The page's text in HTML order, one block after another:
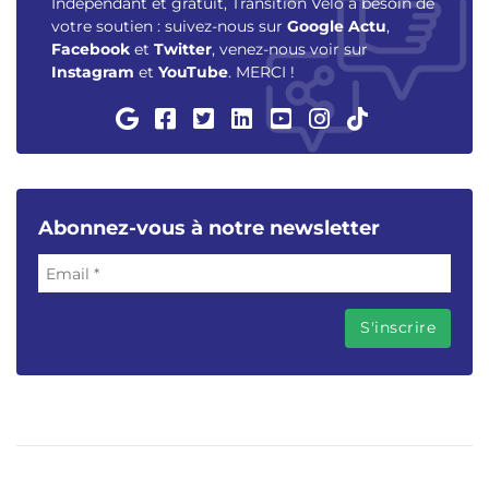
votre soutien : suivez-nous sur Google Actu,
Facebook et Twitter, venez-nous voir sur
Instagram et YouTube. MERCI !
Abonnez-vous à notre newsletter